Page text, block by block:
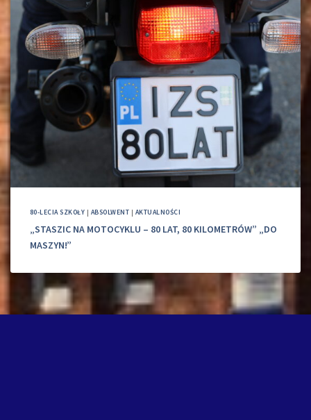
80-LECIA SZKOŁY | ABSOLWENT | AKTUALNOŚCI
„STASZIC NA MOTOCYKLU – 80 LAT, 80 KILOMETRÓW” „DO
MASZYN!”